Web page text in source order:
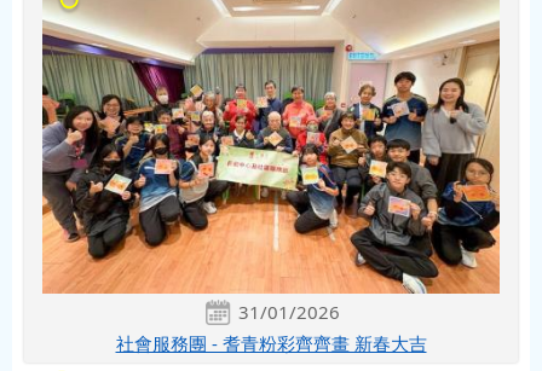
31/01/2026
社會服務團 - 耆青粉彩齊齊畫 新春大吉